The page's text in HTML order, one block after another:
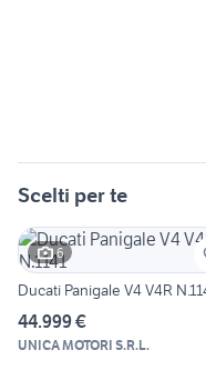
Scelti per te
6
Ducati Panigale V4 V4R
44.999 €
UNICA MOTORI S.R.L.